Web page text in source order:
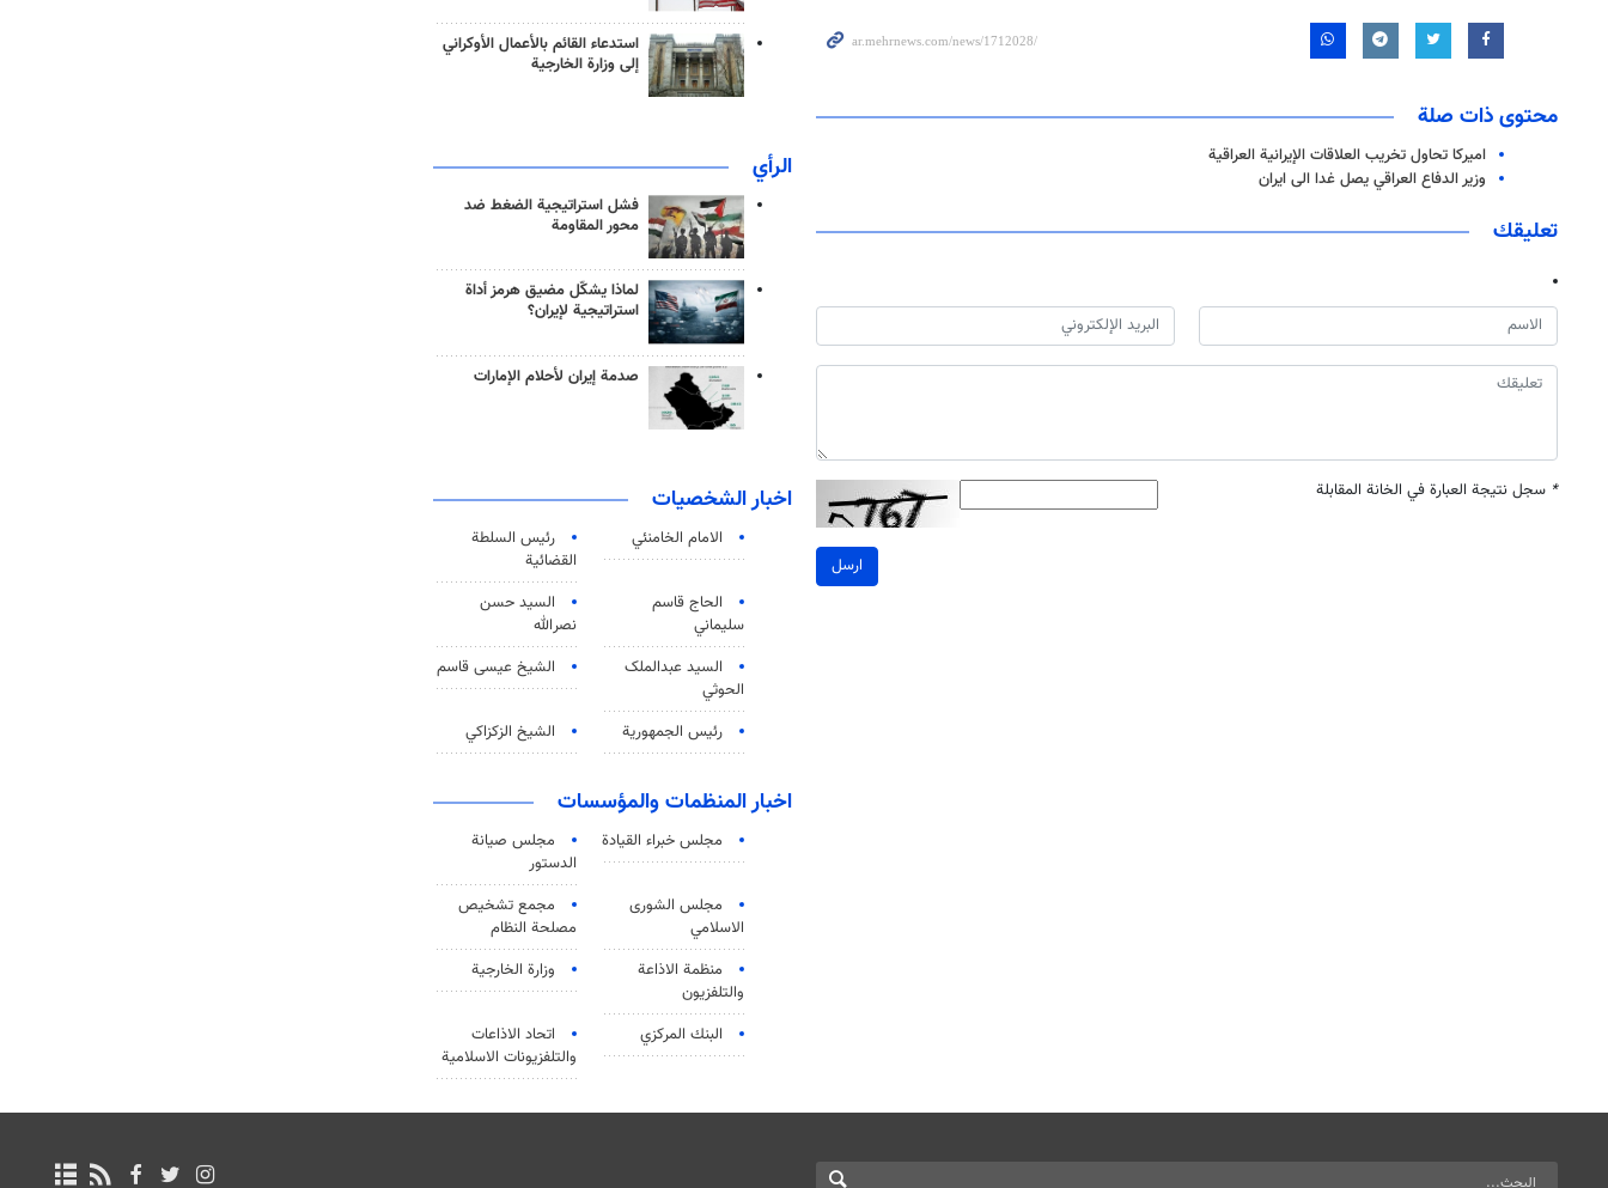
محتوى ذات صلة
اميركا تحاول تخريب العلاقات الإيرانية العراقية
وزير الدفاع العراقي يصل غدا الى ايران
تعليقك
* سجل نتيجة العبارة في الخانة المقابلة
ارسل
استدعاء القائم بالأعمال الأوكراني
إلى وزارة الخارجية
الرأي
فشل استراتيجية الضغط ضد
محور المقاومة
لماذا يشكّل مضيق هرمز أداة
استراتيجية لإيران؟
صدمة إيران لأحلام الإمارات
اخبار الشخصيات
الامام الخامنئي
رئیس السلطة
القضائیة
الحاج قاسم
سليماني
السيد حسن
نصرالله
السید عبدالملک
الحوثي
الشيخ عيسى قاسم
رئيس الجمهورية الشيخ الزكزاكي
اخبار المنظمات والمؤسسات
مجلس خبراء القيادة
مجلس صيانة
الدستور
مجلس الشورى
الاسلامي
مجمع تشخيص
مصلحة النظام
منظمة الاذاعة
والتلفزیون
وزارة الخارجية
البنك المركزي
اتحاد الاذاعات
والتلفزيونات الاسلامية